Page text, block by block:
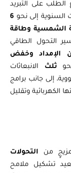
على التبريد
السنوية إلى نحو6
الشمسية وطاقة
التحول الطاقي
الإمداد وخفض
ثلثالانبعاثات
إلى جانب برامج
وتقليل
من التحولات
تشكيل ملامح